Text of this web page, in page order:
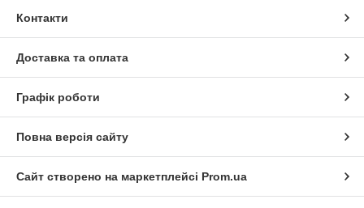
Контакти
Доставка та оплата
Графік роботи
Повна версія сайту
Сайт створено на маркетплейсі Prom.ua